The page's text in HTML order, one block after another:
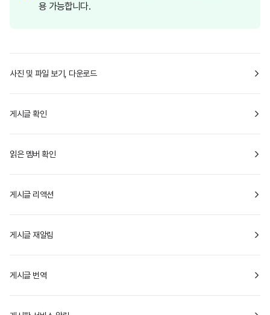
용 가능합니다.
사진 및 파일 보기, 다운로드
게시글 확인
읽은 멤버 확인
게시글 리액션
게시글 재알림
게시글 번역